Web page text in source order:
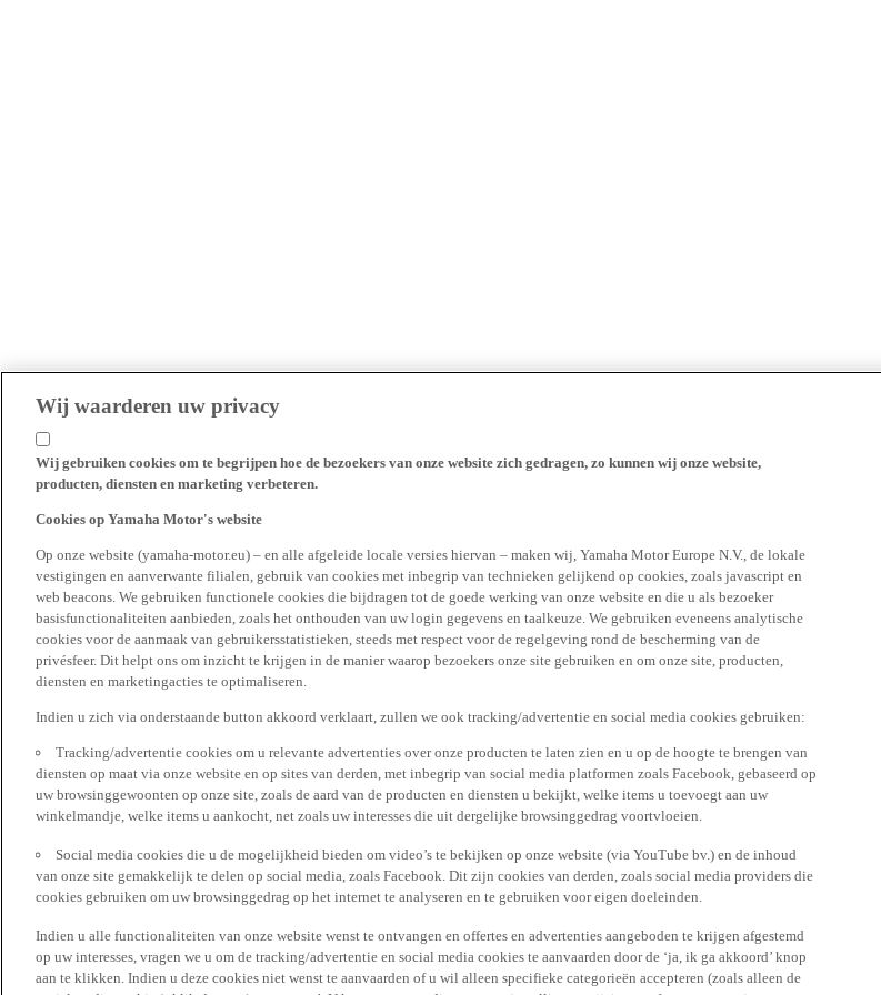
Wij waarderen uw privacy
Wij gebruiken cookies om te begrijpen hoe de bezoekers van onze website zich gedragen, zo kunnen wij onze website,
producten, diensten en marketing verbeteren.
Cookies op Yamaha Motor's website
Op onze website (yamaha-motor.eu) – en alle afgeleide locale versies hiervan – maken wij, Yamaha Motor Europe N.V., de lokale
vestigingen en aanverwante filialen, gebruik van cookies met inbegrip van technieken gelijkend op cookies, zoals javascript en
web beacons. We gebruiken functionele cookies die bijdragen tot de goede werking van onze website en die u als bezoeker
basisfunctionaliteiten aanbieden, zoals het onthouden van uw login gegevens en taalkeuze. We gebruiken eveneens analytische
cookies voor de aanmaak van gebruikersstatistieken, steeds met respect voor de regelgeving rond de bescherming van de
privésfeer. Dit helpt ons om inzicht te krijgen in de manier waarop bezoekers onze site gebruiken en om onze site, producten,
diensten en marketingacties te optimaliseren.
Indien u zich via onderstaande button akkoord verklaart, zullen we ook tracking/advertentie en social media cookies gebruiken:
Tracking/advertentie cookies om u relevante advertenties over onze producten te laten zien en u op de hoogte te brengen van
diensten op maat via onze website en op sites van derden, met inbegrip van social media platformen zoals Facebook, gebaseerd op
uw browsinggewoonten op onze site, zoals de aard van de producten en diensten u bekijkt, welke items u toevoegt aan uw
winkelmandje, welke items u aankocht, net zoals uw interesses die uit dergelijke browsinggedrag voortvloeien.
Social media cookies die u de mogelijkheid bieden om video’s te bekijken op onze website (via YouTube bv.) en de inhoud
van onze site gemakkelijk te delen op social media, zoals Facebook. Dit zijn cookies van derden, zoals social media providers die
cookies gebruiken om uw browsinggedrag op het internet te analyseren en te gebruiken voor eigen doeleinden.
Indien u alle functionaliteiten van onze website wenst te ontvangen en offertes en advertenties aangeboden te krijgen afgestemd
op uw interesses, vragen we u om de tracking/advertentie en social media cookies te aanvaarden door de ‘ja, ik ga akkoord’ knop
aan te klikken. Indien u deze cookies niet wenst te aanvaarden of u wil alleen specifieke categorieën accepteren (zoals alleen de